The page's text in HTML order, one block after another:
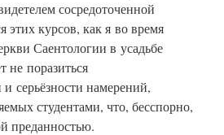
сосредоточенной
этих курсов, как я во время
Саентологии в усадьбе
поразиться
серьёзности намерений,
студентами, что, бесспорно,
преданностью.